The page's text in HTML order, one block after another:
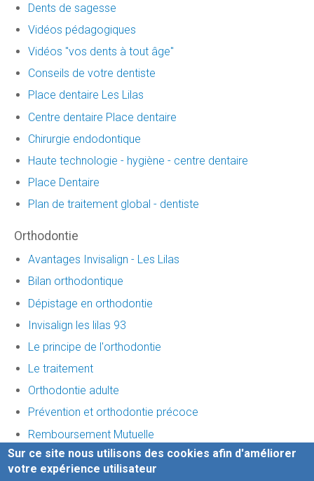
Dents de sagesse
Vidéos pédagogiques
Vidéos "vos dents à tout âge"
Conseils de votre dentiste
Place dentaire Les Lilas
Centre dentaire Place dentaire
Chirurgie endodontique
Haute technologie - hygiène - centre dentaire
Place Dentaire
Plan de traitement global - dentiste
Orthodontie
Avantages Invisalign - Les Lilas
Bilan orthodontique
Dépistage en orthodontie
Invisalign les lilas 93
Le principe de l'orthodontie
Le traitement
Orthodontie adulte
Prévention et orthodontie précoce
Remboursement Mutuelle
Traitement invisalign
Sur ce site nous utilisons des cookies afin d'améliorer
votre expérience utilisateur